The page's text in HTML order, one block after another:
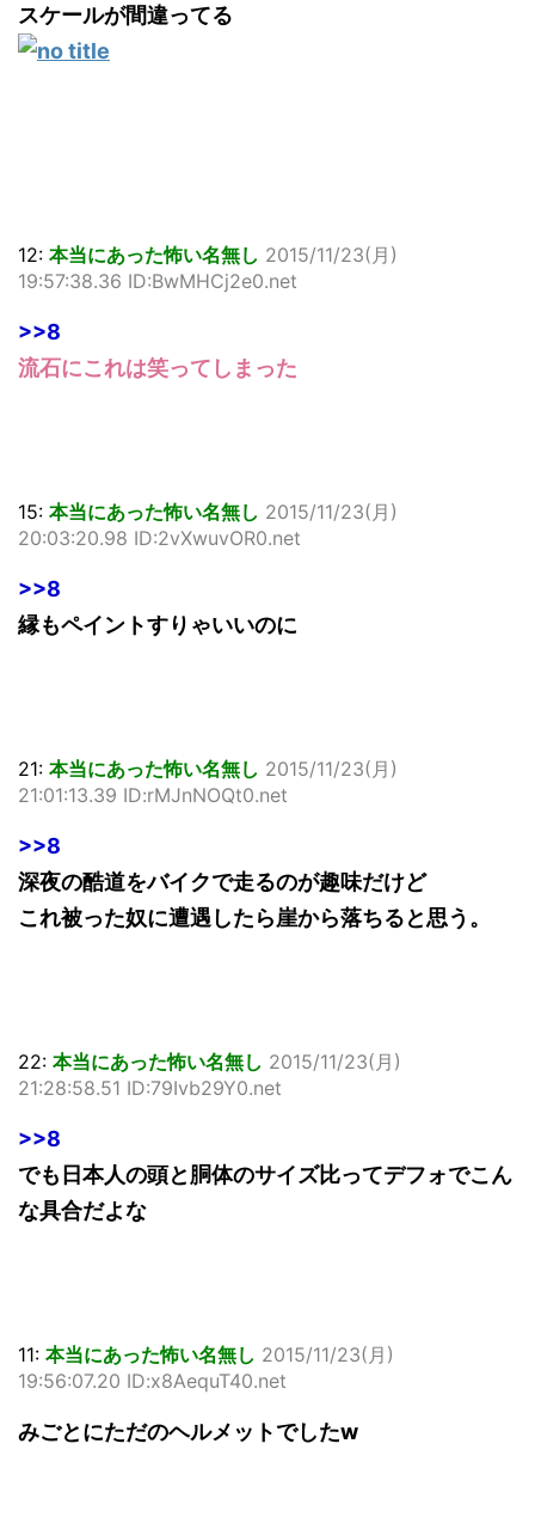
スケールが間違ってる
12: 本当にあった怖い名無し 2015/11/23(月)
19:57:38.36 ID:BwMHCj2e0.net
>>8
流石にこれは笑ってしまった
15: 本当にあった怖い名無し 2015/11/23(月)
20:03:20.98 ID:2vXwuvOR0.net
>>8
縁もペイントすりゃいいのに
21: 本当にあった怖い名無し 2015/11/23(月)
21:01:13.39 ID:rMJnNOQt0.net
>>8
深夜の酷道をバイクで走るのが趣味だけど
これ被った奴に遭遇したら崖から落ちると思う。
22: 本当にあった怖い名無し 2015/11/23(月)
21:28:58.51 ID:79Ivb29Y0.net
>>8
でも日本人の頭と胴体のサイズ比ってデフォでこん
な具合だよな
11: 本当にあった怖い名無し 2015/11/23(月)
19:56:07.20 ID:x8AequT40.net
みごとにただのヘルメットでしたw